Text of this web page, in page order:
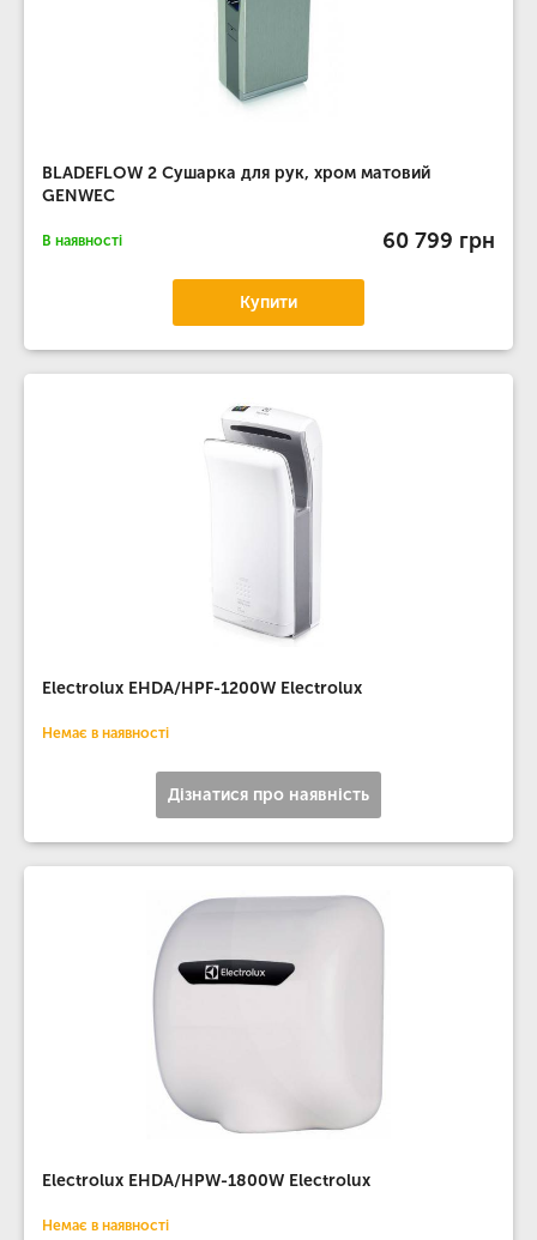
BLADEFLOW 2 Сушарка для рук, хром матовий
GENWEC
В наявності 60 799 грн
Купити
Electrolux EHDA/HPF-1200W Electrolux
Немає в наявності
Дізнатися про наявність
Electrolux EHDA/HPW-1800W Electrolux
Немає в наявності